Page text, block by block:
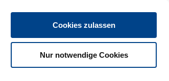
Cookies zulassen
Nur notwendige Cookies